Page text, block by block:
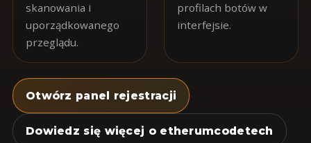
skanowania i
uporządkowanego
przeglądu.
profilach botów w
interfejsie.
Otwórz panel rejestracji
Dowiedz się więcej o etherumcodetech